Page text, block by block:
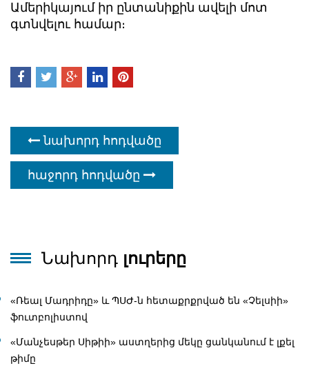
Ամերիկայում իր ընտանիքին ավելի մոտ
գտնվելու համար։
նախորդ հոդվածը
հաջորդ հոդվածը
Նախորդ լուրերը
«Ռեալ Մադրիդը» և ՊՍԺ-ն հետաքրքրված են «Չելսիի»
ֆուտբոլիստով
«Մանչեսթեր Սիթիի» աստղերից մեկը ցանկանում է լքել
թիմը